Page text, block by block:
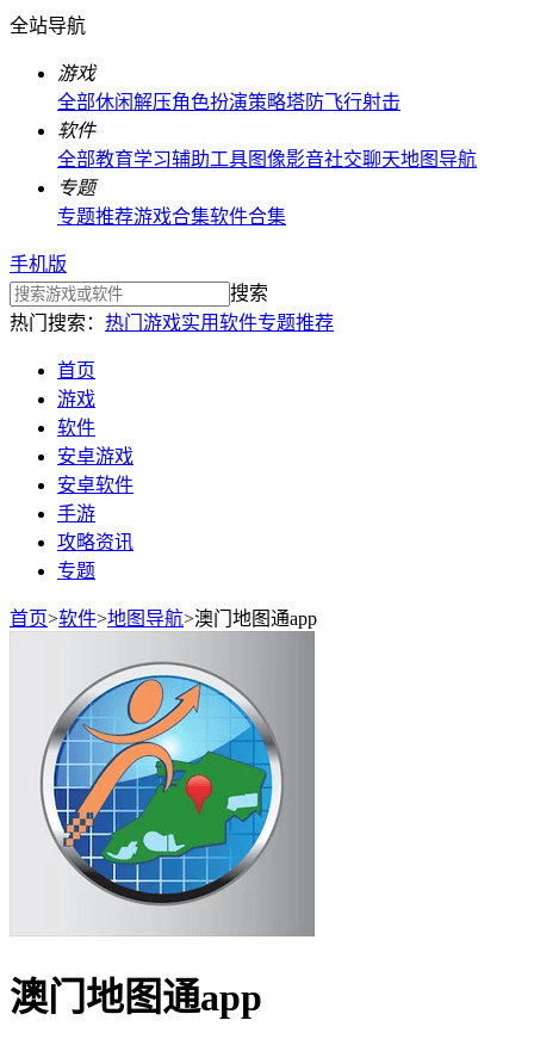
全站导航
游戏
全部休闲解压角色扮演策略塔防飞行射击
软件
全部教育学习辅助工具图像影音社交聊天地图导航
专题
专题推荐游戏合集软件合集
手机版
搜索
热门搜索： 热门游戏实用软件专题推荐
首页
游戏
软件
安卓游戏
安卓软件
手游
攻略资讯
专题
首页>软件>地图导航>澳门地图通app
澳门地图通app